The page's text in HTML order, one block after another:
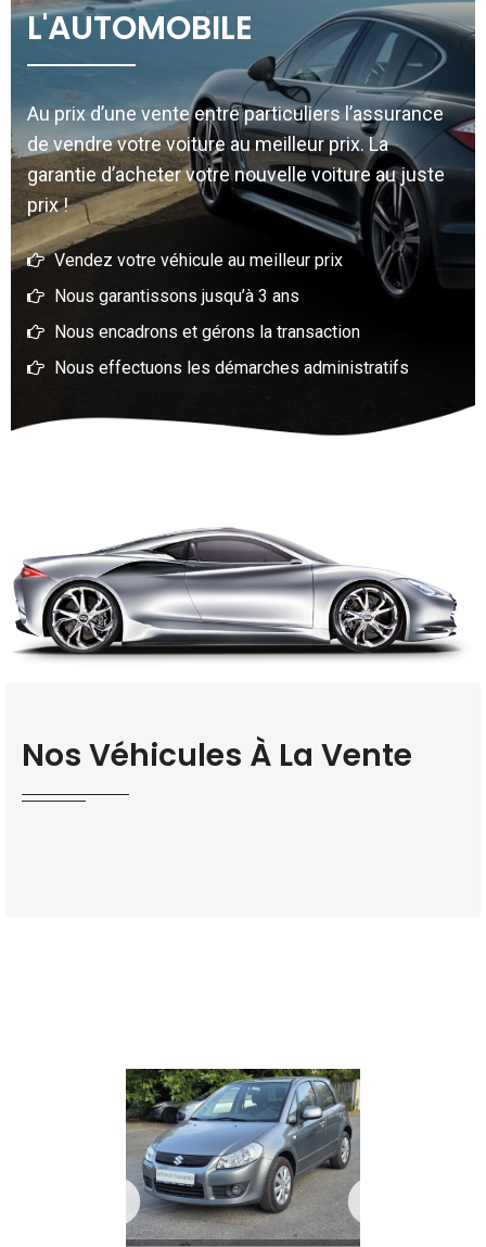
L'AUTOMOBILE
Au prix d’une vente entre particuliers l’assurance
de vendre votre voiture au meilleur prix. La
garantie d’acheter votre nouvelle voiture au juste
prix !
Vendez votre véhicule au meilleur prix
Nous garantissons jusqu’à 3 ans
Nous encadrons et gérons la transaction
Nous effectuons les démarches administratifs
Nos Véhicules À La Vente